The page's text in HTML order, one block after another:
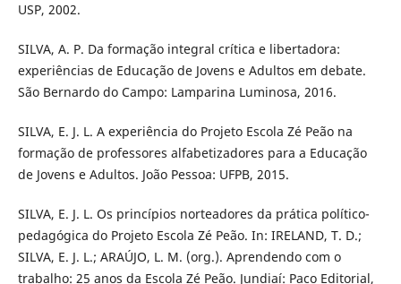
USP, 2002.
SILVA, A. P. Da formação integral crítica e libertadora:
experiências de Educação de Jovens e Adultos em debate.
São Bernardo do Campo: Lamparina Luminosa, 2016.
SILVA, E. J. L. A experiência do Projeto Escola Zé Peão na
formação de professores alfabetizadores para a Educação
de Jovens e Adultos. João Pessoa: UFPB, 2015.
SILVA, E. J. L. Os princípios norteadores da prática político-
pedagógica do Projeto Escola Zé Peão. In: IRELAND, T. D.;
SILVA, E. J. L.; ARAÚJO, L. M. (org.). Aprendendo com o
trabalho: 25 anos da Escola Zé Peão. Jundiaí: Paco Editorial,